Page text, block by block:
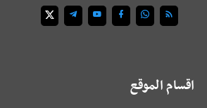
اقسام الموقع